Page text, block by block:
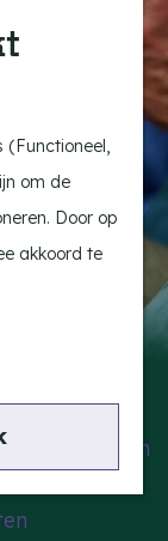
(Functioneel,
om de
Door op
akkoord te
Dinerbon
Trein
& Erfgoed
Katten